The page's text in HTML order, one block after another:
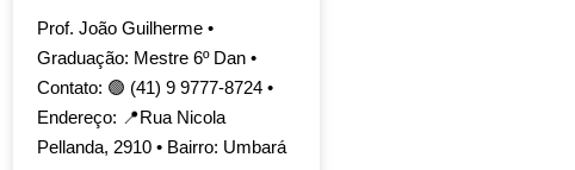
Prof. João Guilherme •
Graduação: Mestre 6º Dan •
Contato: 🟢 (41) 9 9777-8724 •
Endereço: 📍Rua Nicola
Pellanda, 2910 • Bairro: Umbará